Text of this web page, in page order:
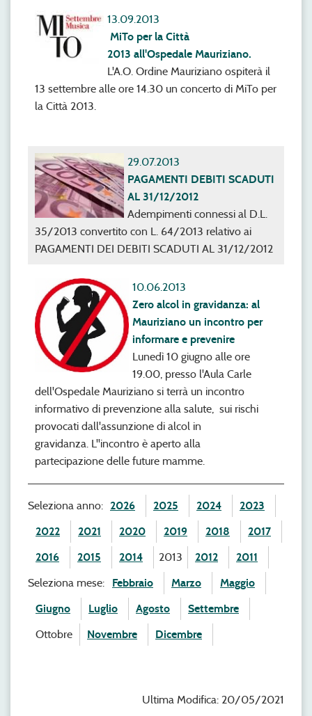
13.09.2013
MiTo per la Città
2013 all'Ospedale Mauriziano.
L'A.O. Ordine Mauriziano ospiterà il
13 settembre alle ore 14.30 un concerto di MiTo per
la Città 2013.
29.07.2013
PAGAMENTI DEBITI SCADUTI
AL 31/12/2012
Adempimenti connessi al D.L.
35/2013 convertito con L. 64/2013 relativo ai
PAGAMENTI DEI DEBITI SCADUTI AL 31/12/2012
10.06.2013
Zero alcol in gravidanza: al
Mauriziano un incontro per
informare e prevenire
Lunedì 10 giugno alle ore
19.00, presso l'Aula Carle
dell'Ospedale Mauriziano si terrà un incontro
informativo di prevenzione alla salute, sui rischi
provocati dall'assunzione di alcol in
gravidanza. L''incontro è aperto alla
partecipazione delle future mamme.
Seleziona anno: 2026 2025 2024
2023
2022
2021 2020 2019 2018
2017
2016
2015 2014 2013 2012
2011
Seleziona mese:
Febbraio Marzo
Maggio
Giugno
Luglio Agosto
Settembre
Ottobre
Novembre Dicembre
Ultima Modifica: 20/05/2021